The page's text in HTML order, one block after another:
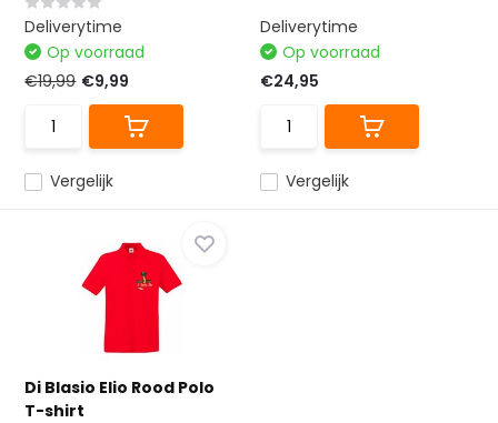
Vergelijk
Deliverytime
Op voorraad
€19,99 €9,99
Vergelijk
Deliverytime
Op voorraad
€24,95
Di Blasio Elio Rood Polo
T-shirt